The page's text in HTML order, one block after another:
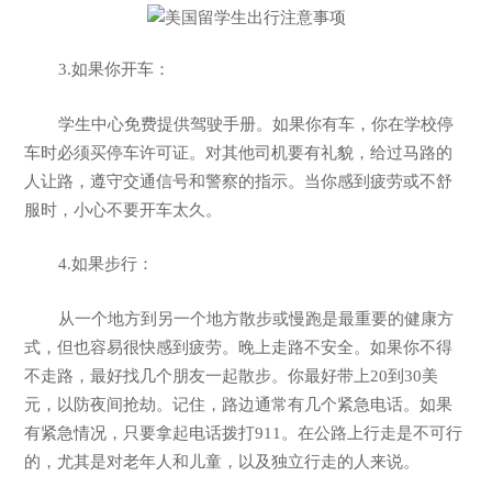
3.如果你开车：
学生中心免费提供驾驶手册。如果你有车，你在学校停
车时必须买停车许可证。对其他司机要有礼貌，给过马路的
人让路，遵守交通信号和警察的指示。当你感到疲劳或不舒
服时，小心不要开车太久。
4.如果步行：
从一个地方到另一个地方散步或慢跑是最重要的健康方
式，但也容易很快感到疲劳。晚上走路不安全。如果你不得
不走路，最好找几个朋友一起散步。你最好带上20到30美
元，以防夜间抢劫。记住，路边通常有几个紧急电话。如果
有紧急情况，只要拿起电话拨打911。在公路上行走是不可行
的，尤其是对老年人和儿童，以及独立行走的人来说。